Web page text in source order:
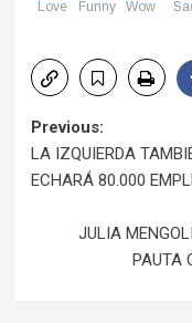
Love
Funny
Wow
Post
navigation
Previous:
LA IZQUIERDA
ECHARÁ 80.000
JULIA
PAUTA